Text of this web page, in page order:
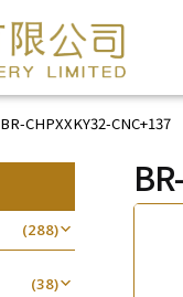
BR-CHPXXKY32-CNC+137
(288)
(38)